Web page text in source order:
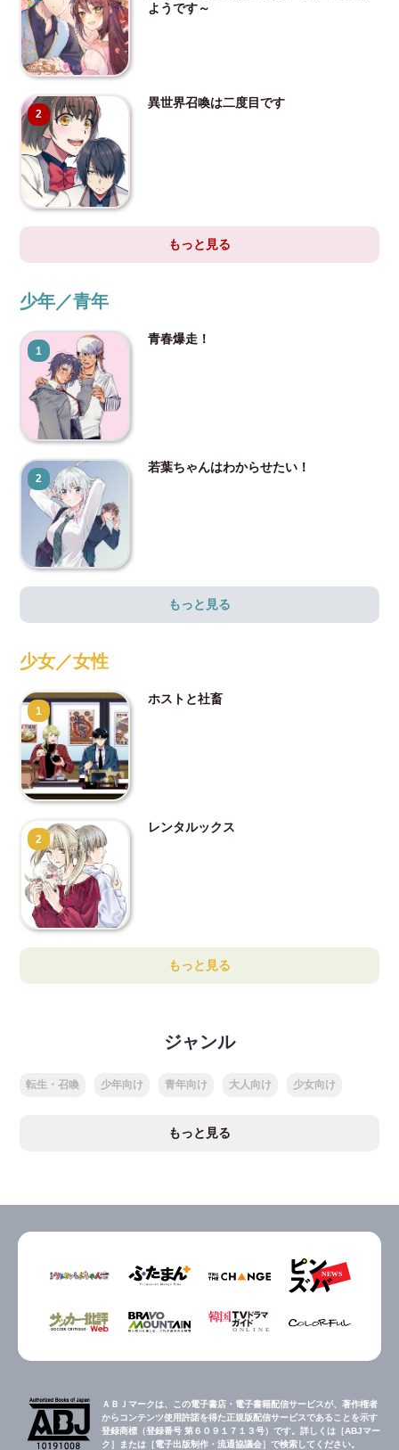
ようです～
2
異世界召喚は二度目です
もっと見る
少年／青年
1
青春爆走！
2
若葉ちゃんはわからせたい！
もっと見る
少女／女性
1
ホストと社畜
2
レンタルックス
もっと見る
ジャンル
転生・召喚 少年向け 青年向け 大人向け 少女向け
もっと見る
ＡＢＪマークは、この電子書店・電子書籍配信サービスが、著作権者
からコンテンツ使用許諾を得た正規版配信サービスであることを示す
登録商標（登録番号 第６０９１７１３号）です。詳しくは［ABJマー
ク］または［電子出版制作・流通協議会］で検索してください。